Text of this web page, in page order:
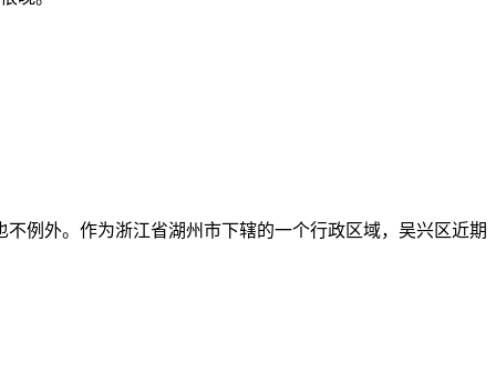
例外。作为浙江省湖州市下辖的一个行政区域，吴兴区近期